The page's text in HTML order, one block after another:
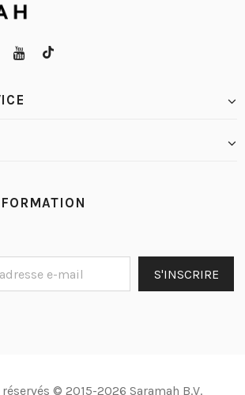
© 2015-2026 Saramah B.V.